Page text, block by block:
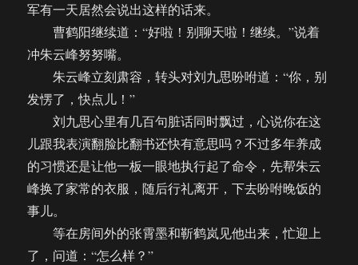
军有一天居然会说出这样的话来。
曹鹤阳继续道：“好啦！别聊天啦！继续。”说着
冲朱云峰努努嘴。
朱云峰立刻肃容，转头对刘九思吩咐道：“你，别
发愣了，快点儿！”
刘九思心里有几百句脏话同时飘过，心说你在这
儿跟我表演翻脸比翻书还快有意思吗？不过多年养成
的习惯还是让他一板一眼地执行起了命令，先帮朱云
峰换了家常的衣服，随后行礼离开，下去吩咐晚饭的
事儿。
等在房间外的张霄墨和靳鹤岚见他出来，忙迎上
了，问道：“怎么样？”